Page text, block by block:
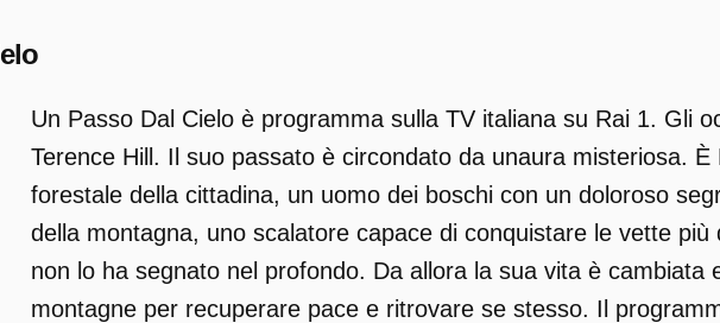
Un Passo Dal Cielo è programma sulla TV italiana su Rai 1. Gli
Terence Hill. Il suo passato è circondato da unaura misteriosa.
forestale della cittadina, un uomo dei boschi con un doloroso
della montagna, uno scalatore capace di conquistare le vette
non lo ha segnato nel profondo. Da allora la sua vita è cambiata
montagne per recuperare pace e ritrovare se stesso. Il